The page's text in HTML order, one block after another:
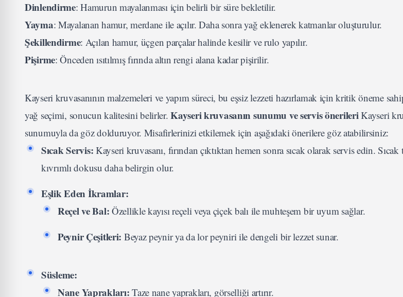
Dinlendirme: Hamurun mayalanması için belirli bir süre bekletilir.
Yayma: Mayalanan hamur, merdane ile açılır. Daha sonra yağ eklenerek katmanlar oluşturulur.
Şekillendirme: Açılan hamur, üçgen parçalar halinde kesilir ve rulo yapılır.
Pişirme: Önceden ısıtılmış fırında altın rengi alana kadar pişirilir.
Kayseri kruvasanının malzemeleri ve yapım süreci, bu eşsiz lezzeti hazırlamak için kritik öneme
yağ seçimi, sonucun kalitesini belirler.Kayseri kruvasanın sunumu ve servis önerileriKayseri
sunumuyla da göz dolduruyor. Misafirlerinizi etkilemek için aşağıdaki önerilere göz atabilirsiniz:
Sıcak Servis: Kayseri kruvasanı, fırından çıktıktan hemen sonra sıcak olarak servis edin.
kıvrımlı dokusu daha belirgin olur.
Eşlik Eden İkramlar:
Reçel ve Bal: Özellikle kayısı reçeli veya çiçek balı ile muhteşem bir uyum sağlar.
Peynir Çeşitleri: Beyaz peynir ya da lor peyniri ile dengeli bir lezzet sunar.
Süsleme:
Nane Yaprakları: Taze nane yaprakları, görselliği artırır.